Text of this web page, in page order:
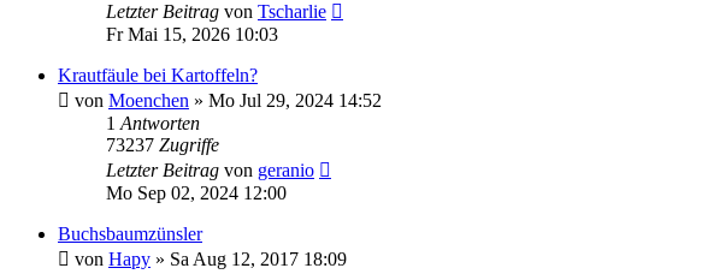
Letzter Beitrag von Tscharlie
Fr Mai 15, 2026 10:03
Krautfäule bei Kartoffeln?
von Moenchen » Mo Jul 29, 2024 14:52
1 Antworten
73237 Zugriffe
Letzter Beitrag von geranio
Mo Sep 02, 2024 12:00
Buchsbaumzünsler
von Hapy » Sa Aug 12, 2017 18:09